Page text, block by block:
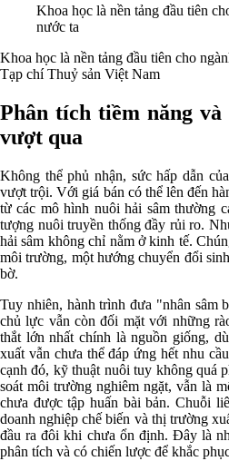
Khoa học là nền tảng đầu tiên
nước ta
Khoa học là nền tảng đầu tiên cho
Tạp chí Thuỷ sản Việt Nam
Phân tích tiềm năng
vượt qua
Không thể phủ nhận, sức hấp dẫn
vượt trội. Với giá bán có thể lên đến
từ các mô hình nuôi hải sâm thường
tượng nuôi truyền thống đầy rủi ro.
hải sâm không chỉ nằm ở kinh tế.
môi trường, một hướng chuyển đổi
bờ.
Tuy nhiên, hành trình đưa "nhân sâm
chủ lực vẫn còn đối mặt với những
thắt lớn nhất chính là nguồn giống,
xuất vẫn chưa thể đáp ứng hết nhu
cạnh đó, kỹ thuật nuôi tuy không quá
soát môi trường nghiêm ngặt, vẫn là
chưa được tập huấn bài bản. Chuỗi
doanh nghiệp chế biến và thị trường
đầu ra đôi khi chưa ổn định. Đây là
phân tích và có chiến lược để khắc